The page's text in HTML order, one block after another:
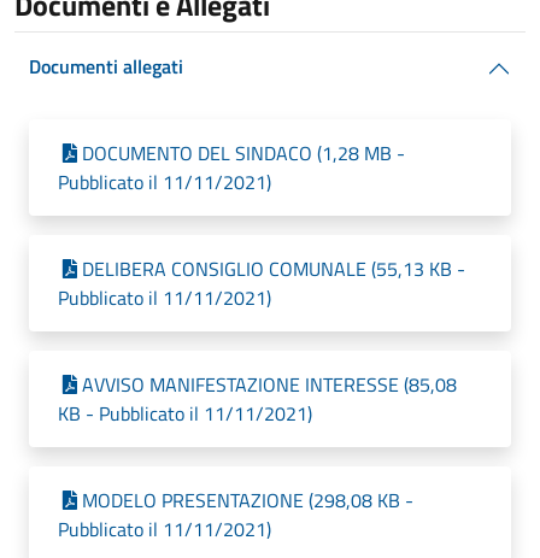
Documenti allegati
DOCUMENTO DEL SINDACO (1,28 MB -
Pubblicato il 11/11/2021)
DELIBERA CONSIGLIO COMUNALE (55,13 KB -
Pubblicato il 11/11/2021)
AVVISO MANIFESTAZIONE INTERESSE (85,08
KB - Pubblicato il 11/11/2021)
MODELO PRESENTAZIONE (298,08 KB -
Pubblicato il 11/11/2021)